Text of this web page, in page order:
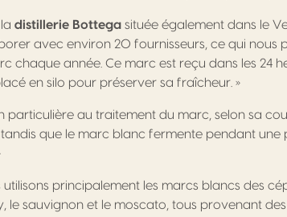
distillerie Bottega située également dans le
avec environ 20 fournisseurs, ce qui nous
chaque année. Ce marc est reçu dans les 24
en silo pour préserver sa fraîcheur. »
particulière au traitement du marc, selon sa
que le marc blanc fermente pendant une
principalement les marcs blancs des
sauvignon et le moscato, tous provenant